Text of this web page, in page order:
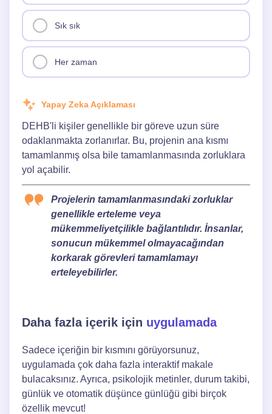
Sık sık
Her zaman
Yapay Zeka Açıklaması
DEHB'li kişiler genellikle bir göreve uzun süre
odaklanmakta zorlanırlar. Bu, projenin ana kısmı
tamamlanmış olsa bile tamamlanmasında zorluklara
yol açabilir.
Projelerin tamamlanmasındaki zorluklar
genellikle erteleme veya
mükemmeliyetçilikle bağlantılıdır. İnsanlar,
sonucun mükemmel olmayacağından
korkarak görevleri tamamlamayı
erteleyebilirler.
Daha fazla içerik için uygulamada
Sadece içeriğin bir kısmını görüyorsunuz,
uygulamada çok daha fazla interaktif makale
bulacaksınız. Ayrıca, psikolojik metinler, durum takibi,
günlük ve otomatik düşünce günlüğü gibi birçok
özellik mevcut!